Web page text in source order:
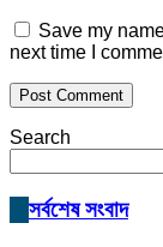
Save my
next time I
Search
সর্বশেষ সংবাদ